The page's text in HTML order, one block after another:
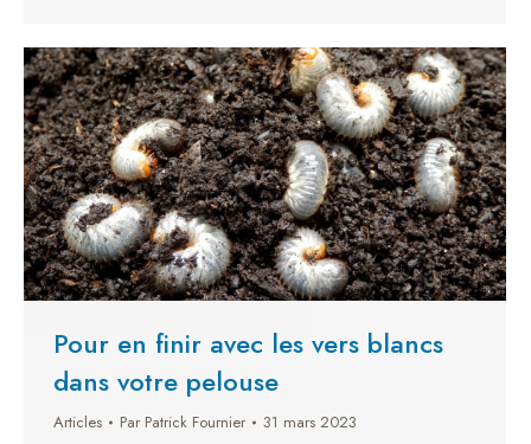
Pour en finir avec les vers blancs
dans votre pelouse
Articles Par Patrick Fournier 31 mars 2023